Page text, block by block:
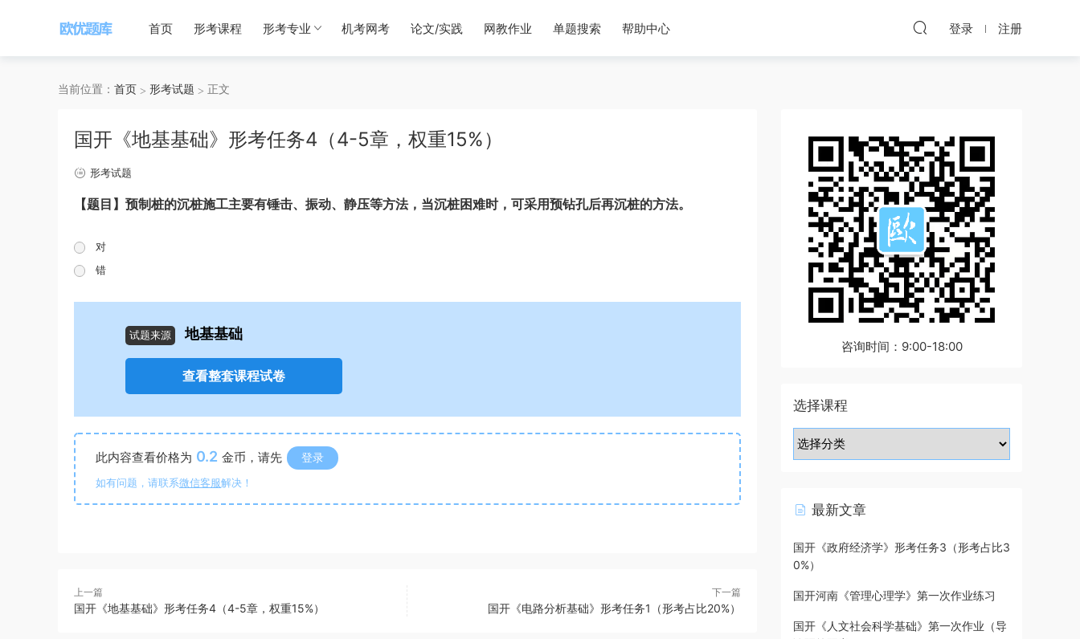
首页 形考课程 形考专业 机考网考 论文/实践 网教作业 单题搜索 帮助中心 登录 注册
当前位置： 首页 形考试题 正文
国开《地基基础》形考任务4（4-5章，权重15%）
形考试题
【题目】预制桩的沉桩施工主要有锤击、振动、静压等方法，当沉桩困难时，可采用预钻孔后再沉桩的方法。
对
错
试题来源 地基基础
查看整套课程试卷
此内容查看价格为 0.2 金币，请先 登录
如有问题，请联系微信客服解决！
上一篇
国开《地基基础》形考任务4（4-5章，权重15%）
下一篇
国开《电路分析基础》形考任务1（形考占比20%）
咨询时间：9:00-18:00
选择课程
最新文章
国开《政府经济学》形考任务3（形考占比3
0%）
国开河南《管理心理学》第一次作业练习
国开《人文社会科学基础》第一次作业（导